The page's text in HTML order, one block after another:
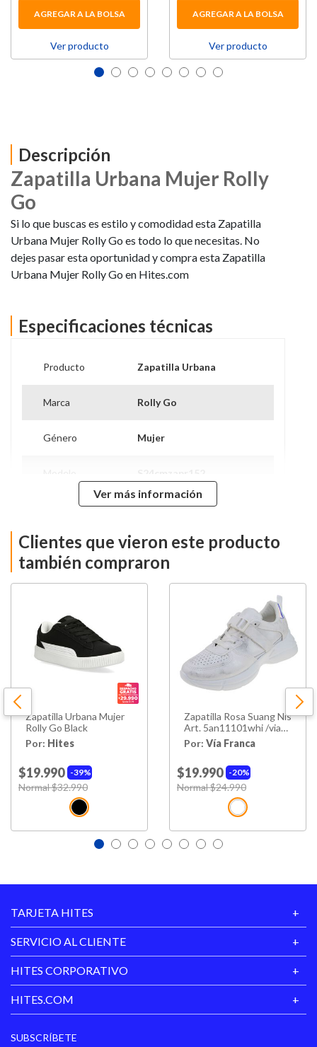
AGREGAR A LA BOLSA
Ver producto
AGREGAR A LA BOLSA
Ver producto
Descripción
Zapatilla Urbana Mujer Rolly
Go
Si lo que buscas es estilo y comodidad esta Zapatilla
Urbana Mujer Rolly Go es todo lo que necesitas. No
dejes pasar esta oportunidad y compra esta Zapatilla
Urbana Mujer Rolly Go en Hites.com
Especificaciones técnicas
Producto Zapatilla Urbana
Marca Rolly Go
Género Mujer
Baja
Tipo de Taco Plano
Suela
Tipo de Cierre
Material Principal Textil
Hecho en
Ver más información
Clientes que vieron este producto
también compraron
Zapatilla Urbana Mujer
Rolly Go Black
Por: Hites
39%
$19.990
Price reduced from
Normal $32.990
Zapatilla Rosa Suang Nis
Art. 5an11101whi /via
Franca
Por: Vía Franca
20%
$19.990
Price reduced from
Normal $24.990
TARJETA HITES
SERVICIO AL CLIENTE
HITES CORPORATIVO
HITES.COM
SUBSCRÍBETE